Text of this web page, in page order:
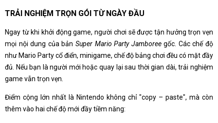
TRẢI NGHIỆM TRỌN GÓI TỪ NGÀY ĐẦU
Ngay từ khi khởi động game, người chơi sẽ được tận hưởng trọn vẹn
mọi nội dung của bản Super Mario Party Jamboreegốc. Các chế độ
như Mario Party cổ điển, minigame, chế độ bảng chơi đều có mặt đầy
đủ. Nếu bạn là người mới hoặc quay lại sau thời gian dài, trải nghiệm
game vẫn trọn vẹn.
Điểm cộng lớn nhất là Nintendo không chỉ "copy – paste", mà còn
thêm vào hai chế độ mới đầy tiềm năng: